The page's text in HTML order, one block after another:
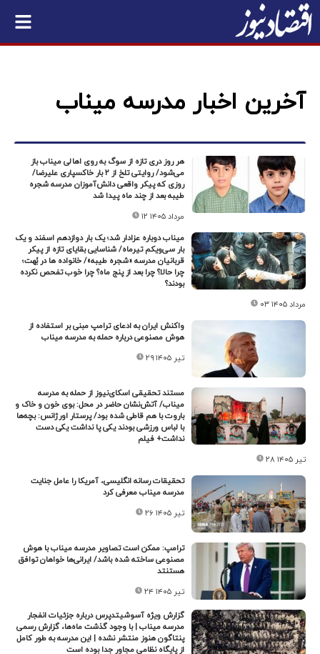
آخرین اخبار مدرسه میناب
هر روز دری تازه از سوگ به روی اهالی میناب باز
می‌شود/ روایتی تلخ از ۲ بار خاکسپاری علیرضا/
روزی که پیکر واقعی دانش‌آموزان مدرسه شجره
طیبه بعد از چند ماه پیدا شد
۱۲ مرداد ۱۴۰۵
میناب دوباره عزادار شد؛ یک بار دوازدهم اسفند ‌‌و یک
بار سی‌ویکم تیر‌ماه/ شناسایی بقایای تازه از پیکر
قربانیان مدرسه «شجره طیبه»/ خانواده ها در بُهت؛
چرا حالا؟ چرا بعد از پنج ماه؟ چرا خوب تفحص نکرده
بودند؟
۰۳ مرداد ۱۴۰۵
واکنش ایران به ادعای ترامپ مبنی بر استفاده از
هوش مصنوعی درباره حمله به مدرسه میناب
۲۹ تیر ۱۴۰۵
مستند تحقیقی اسکای‌نیوز از حمله به مدرسه
میناب/ آتش‌نشان حاضر در محل: بوی خون و خاک و
باروت با هم قاطی شده بود/ پرستار اورژانس: بچه‌ها
با لباس ورزشی بودند یکی پا نداشت یکی دست
نداشت+ فیلم
۲۸ تیر ۱۴۰۵
تحقیقات رسانه انگلیسی، آمریکا را عامل جنایت
مدرسه میناب معرفی کرد
۲۶ تیر ۱۴۰۵
ترامپ: ممکن است تصاویر مدرسه میناب با هوش
مصنوعی ساخته شده باشد/ ایرانی‌ها خواهان توافق
هستنتد
۲۴ تیر ۱۴۰۵
گزارش ویژه آسوشیتدپرس درباره جزئیات انفجار
مدرسه میناب | با وجود گذشت ماه‌ها، گزارش رسمی
پنتاگون هنوز منتشر نشده | این مدرسه به طور کامل
از پایگاه نظامی مجاور جدا بوده است